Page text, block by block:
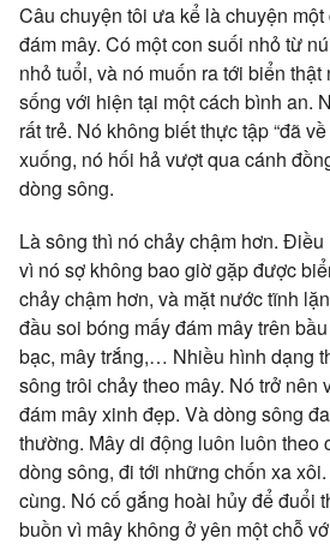
Câu chuyện tôi ưa kể là chuyện
đám mây. Có một con suối nhỏ từ
nhỏ tuổi, và nó muốn ra tới biển
sống với hiện tại một cách bình an.
rất trẻ. Nó không biết thực tập “đã
xuống, nó hối hả vượt qua cánh
dòng sông.
Là sông thì nó chảy chậm hơn.
vì nó sợ không bao giờ gặp được
chảy chậm hơn, và mặt nước tĩnh
đầu soi bóng mấy đám mây trên
bạc, mây trắng,… Nhiều hình dạng
sông trôi chảy theo mây. Nó trở nên
đám mây xinh đẹp. Và dòng sông
thường. Mây di động luôn luôn theo
dòng sông, đi tới những chốn xa
cùng. Nó cố gắng hoài hủy để đuổi
buồn vì mây không ở yên một chỗ